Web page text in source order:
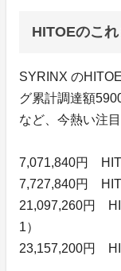
HITOEのこ
SYRINX の
グ累計調達額
など、今熱い注
7,071,840円
7,727,840円
21,097,260円
1）
23,157,200円